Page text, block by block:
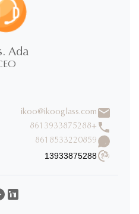
Mrs. Ada
CEO
ikoo@ikooglass.com
8618533220859
13933875288